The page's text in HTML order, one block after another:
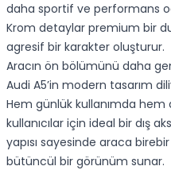
daha sportif ve performans
Krom detaylar premium bir
agresif bir karakter oluşturur.
Aracın ön bölümünü daha
Audi A5’in modern tasarım
Hem günlük kullanımda
kullanıcılar için ideal bir dış
yapısı sayesinde araca
bütüncül bir görünüm sunar.